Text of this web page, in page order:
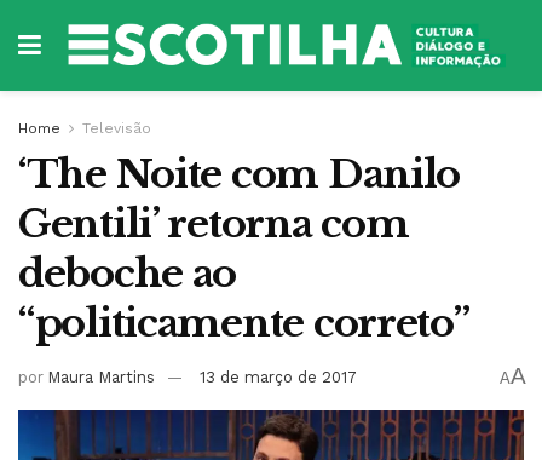
Home Televisão
‘The Noite com Danilo
Gentili’ retorna com
deboche ao
“politicamente correto”
por Maura Martins 13 de março de 2017 AA